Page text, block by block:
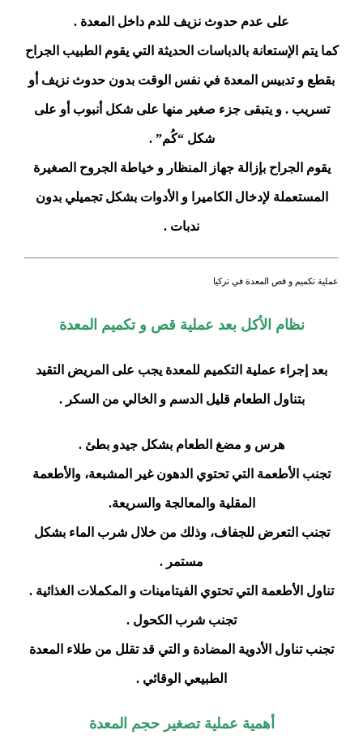
على عدم حدوث نزيف للدم داخل المعدة .
كما يتم الإستعانة بالدباسات الحديثة التي يقوم الطبيب الجراح
بقطع و تدبيس المعدة في نفس الوقت بدون حدوث نزيف أو
تسريب . و يتبقى جزء صغير منها على شكل أنبوب أو على
شكل “كُم” .
يقوم الجراح بإزالة جهاز المنظار و خياطة الجروح الصغيرة
المستعملة لإدخال الكاميرا و الأدوات بشكل تجميلي بدون
ندبات .
عملية تكميم و قص المعدة في تركيا
نظام الأكل بعد عملية قص و تكميم المعدة
بعد إجراء عملية التكميم للمعدة يجب على المريض التقيد
بتناول الطعام قليل الدسم و الخالي من السكر .
هرس و مضغ الطعام بشكل جيدو بطئ .
تجنب الأطعمة التي تحتوي الدهون غير المشبعة، والأطعمة
المقلية والمعالجة والسريعة.
تجنب التعرض للجفاف، وذلك من خلال شرب الماء بشكل
مستمر .
تناول الأطعمة التي تحتوي الفيتامينات و المكملات الغذائية .
تجنب شرب الكحول .
تجنب تناول الأدوية المضادة و التي قد تقلل من طلاء المعدة
الطبيعي الوقائي .
أهمية عملية تصغير حجم المعدة